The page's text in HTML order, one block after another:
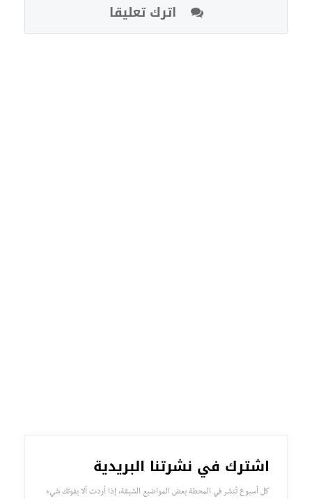
اترك تعليقا
اشترك في نشرتنا البريدية
كل أسبوع تُنشر في المحطة بعض المواضيع الشيقة، إذا أردت ألا يفوتك شيء